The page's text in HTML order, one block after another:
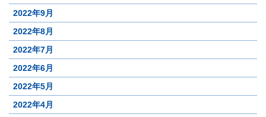
2022年9月
2022年8月
2022年7月
2022年6月
2022年5月
2022年4月